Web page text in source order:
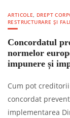
ARTICOLE, DREPT
RESTRUCTURARE ȘI
Concordatul
normelor
impunere și
Cum pot
concordat
implementarea